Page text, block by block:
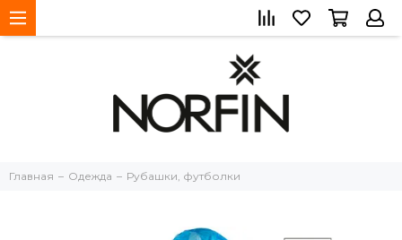
Главная Одежда Рубашки, футболки